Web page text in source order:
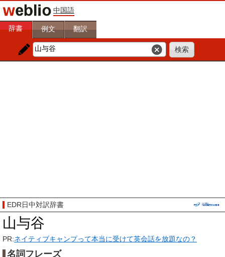
中国語
辞書 例文 翻訳
EDR日中対訳辞書
山与谷
PR:ネイティブキャンプって本当に受けて英会話を放題なの？
名詞フレーズ